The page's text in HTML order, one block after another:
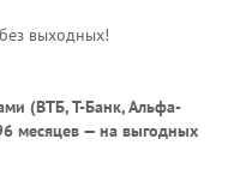
выходных!
(ВТБ, Т-Банк, Альфа-
месяцев — на выгодных